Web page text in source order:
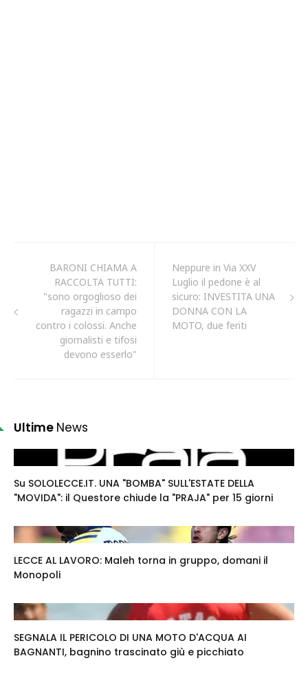
BARONI CHIAMA A
RACCOLTA TUTTI:
"sono orgoglioso dei
ragazzi in campo
contro i colossi. Anche
giornalisti e tifosi
devono esserlo"
Neppure in Via XXV
Luglio il pedone è al
sicuro: INVESTITA UNA
DONNA CON LA
MOTO, due feriti
Ultime News
Su SOLOLECCE.IT. UNA "BOMBA" SULL'ESTATE DELLA
"MOVIDA": il Questore chiude la "PRAJA" per 15 giorni
LECCE AL LAVORO: Maleh torna in gruppo, domani il
Monopoli
SEGNALA IL PERICOLO DI UNA MOTO D'ACQUA AI
BAGNANTI, bagnino trascinato giù e picchiato